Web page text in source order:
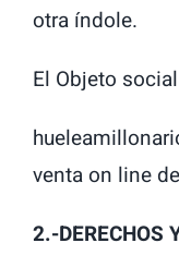
otra índole.
El Objeto
venta on line
2.-DERECHOS